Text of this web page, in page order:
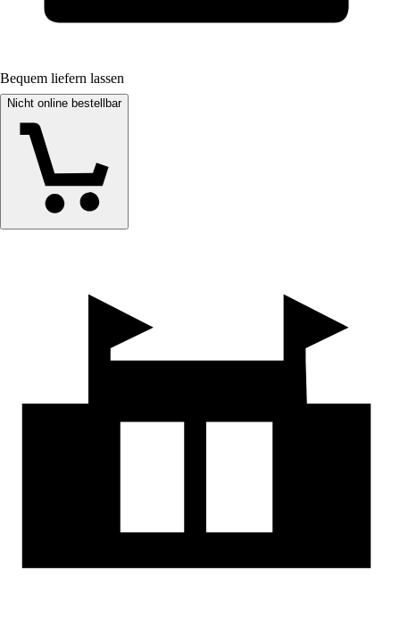
Bequem liefern lassen
Nicht online bestellbar